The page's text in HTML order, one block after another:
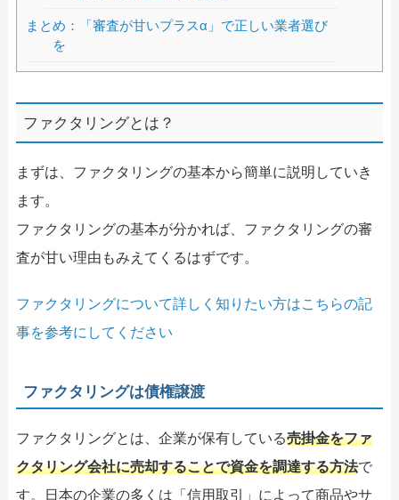
まとめ：「審査が甘いプラスα」で正しい業者選び
を
ファクタリングとは？
まずは、ファクタリングの基本から簡単に説明していき
ます。
ファクタリングの基本が分かれば、ファクタリングの審
査が甘い理由もみえてくるはずです。
ファクタリングについて詳しく知りたい方はこちらの記
事を参考にしてください
ファクタリングは債権譲渡
ファクタリングとは、企業が保有している売掛金をファ
クタリング会社に売却することで資金を調達する方法で
す。日本の企業の多くは「信用取引」によって商品やサ